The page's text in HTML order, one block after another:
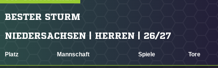
BESTER STURM
NIEDERSACHSEN | HERREN | 26/27
Platz Mannschaft Spiele Tore